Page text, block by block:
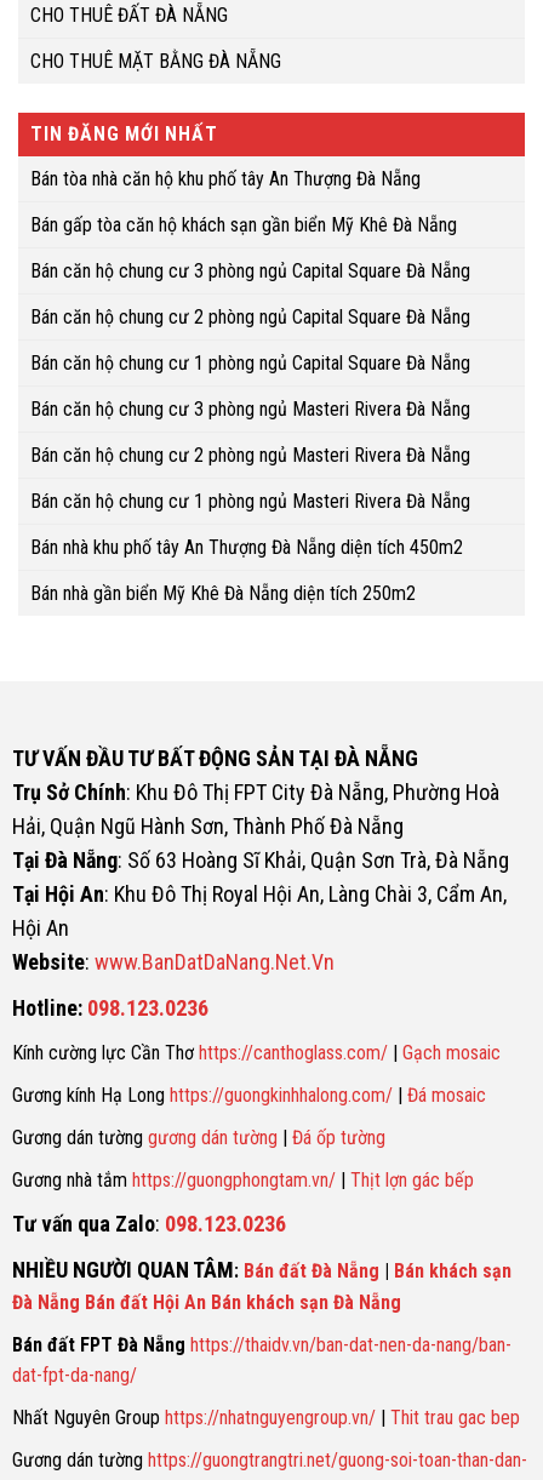
CHO THUÊ ĐẤT ĐÀ NẴNG
CHO THUÊ MẶT BẰNG ĐÀ NẴNG
TIN ĐĂNG MỚI NHẤT
Bán tòa nhà căn hộ khu phố tây An Thượng Đà Nẵng
Bán gấp tòa căn hộ khách sạn gần biển Mỹ Khê Đà Nẵng
Bán căn hộ chung cư 3 phòng ngủ Capital Square Đà Nẵng
Bán căn hộ chung cư 2 phòng ngủ Capital Square Đà Nẵng
Bán căn hộ chung cư 1 phòng ngủ Capital Square Đà Nẵng
Bán căn hộ chung cư 3 phòng ngủ Masteri Rivera Đà Nẵng
Bán căn hộ chung cư 2 phòng ngủ Masteri Rivera Đà Nẵng
Bán căn hộ chung cư 1 phòng ngủ Masteri Rivera Đà Nẵng
Bán nhà khu phố tây An Thượng Đà Nẵng diện tích 450m2
Bán nhà gần biển Mỹ Khê Đà Nẵng diện tích 250m2
TƯ VẤN ĐẦU TƯ BẤT ĐỘNG SẢN TẠI ĐÀ NẴNG
Trụ Sở Chính: Khu Đô Thị FPT City Đà Nẵng, Phường Hoà
Hải, Quận Ngũ Hành Sơn, Thành Phố Đà Nẵng
Tại Đà Nẵng: Số 63 Hoàng Sĩ Khải, Quận Sơn Trà, Đà Nẵng
Tại Hội An: Khu Đô Thị Royal Hội An, Làng Chài 3, Cẩm An,
Hội An
Website: www.BanDatDaNang.Net.Vn
Hotline: 098.123.0236
Kính cường lực Cần Thơ https://canthoglass.com/| Gạch mosaic
Gương kính Hạ Long https://guongkinhhalong.com/| Đá mosaic
Gương dán tường gương dán tường | Đá ốp tường
Gương nhà tắm https://guongphongtam.vn/| Thịt lợn gác bếp
Tư vấn qua Zalo: 098.123.0236
NHIỀU NGƯỜI QUAN TÂM: Bán đất Đà Nẵng | Bán khách sạn
Đà Nẵng Bán đất Hội An Bán khách sạn Đà Nẵng
Bán đất FPT Đà Nẵng https://thaidv.vn/ban-dat-nen-da-nang/ban-
dat-fpt-da-nang/
Nhất Nguyên Group https://nhatnguyengroup.vn/| Thit trau gac bep
Gương dán tường https://guongtrangtri.net/guong-soi-toan-than-dan-